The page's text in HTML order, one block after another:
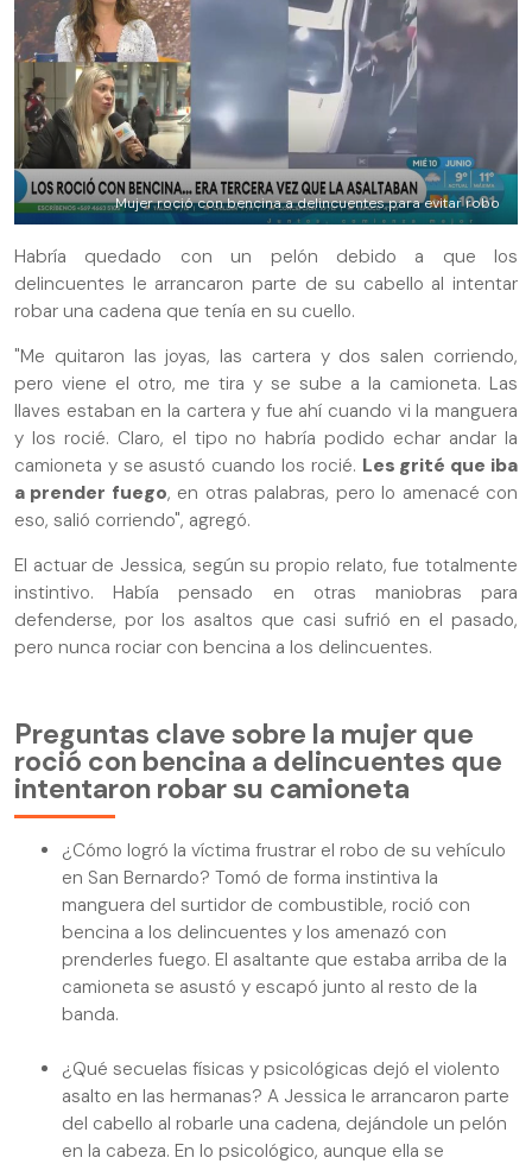
Mujer roció con bencina a delincuentes para evitar robo
Habría quedado con un pelón debido a que los
delincuentes le arrancaron parte de su cabello al intentar
robar una cadena que tenía en su cuello.
"Me quitaron las joyas, las cartera y dos salen corriendo,
pero viene el otro, me tira y se sube a la camioneta. Las
llaves estaban en la cartera y fue ahí cuando vi la manguera
y los rocié. Claro, el tipo no habría podido echar andar la
camioneta y se asustó cuando los rocié. Les grité que iba
a prender fuego, en otras palabras, pero lo amenacé con
eso, salió corriendo", agregó.
El actuar de Jessica, según su propio relato, fue totalmente
instintivo. Había pensado en otras maniobras para
defenderse, por los asaltos que casi sufrió en el pasado,
pero nunca rociar con bencina a los delincuentes.
Preguntas clave sobre la mujer que
roció con bencina a delincuentes que
intentaron robar su camioneta
¿Cómo logró la víctima frustrar el robo de su vehículo
en San Bernardo? Tomó de forma instintiva la
manguera del surtidor de combustible, roció con
bencina a los delincuentes y los amenazó con
prenderles fuego. El asaltante que estaba arriba de la
camioneta se asustó y escapó junto al resto de la
banda.
¿Qué secuelas físicas y psicológicas dejó el violento
asalto en las hermanas? A Jessica le arrancaron parte
del cabello al robarle una cadena, dejándole un pelón
en la cabeza. En lo psicológico, aunque ella se